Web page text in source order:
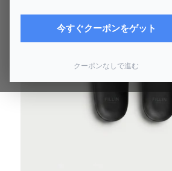
今すぐクーポンをゲット
クーポンなしで進む